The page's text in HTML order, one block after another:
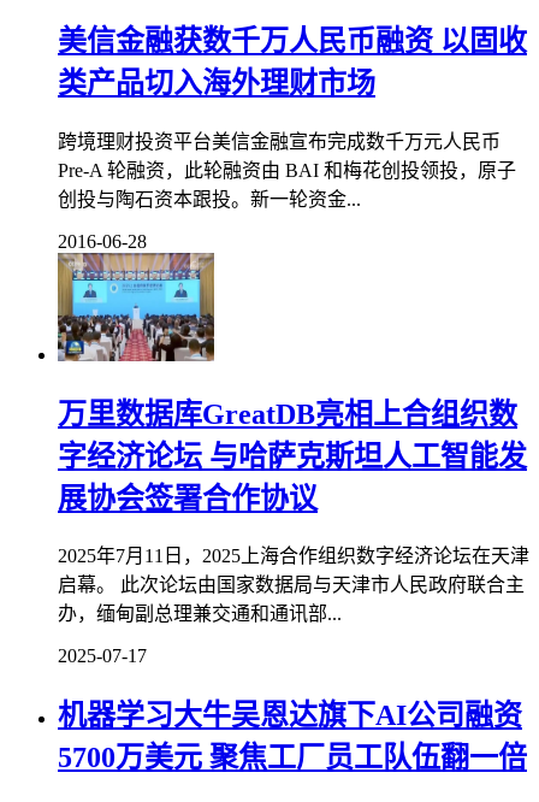
美信金融获数千万人民币融资 以固收
类产品切入海外理财市场
跨境理财投资平台美信金融宣布完成数千万元人民币
Pre-A 轮融资，此轮融资由 BAI 和梅花创投领投，原子
创投与陶石资本跟投。新一轮资金...
2016-06-28
万里数据库GreatDB亮相上合组织数
字经济论坛 与哈萨克斯坦人工智能发
展协会签署合作协议
2025年7月11日，2025上海合作组织数字经济论坛在天津
启幕。 此次论坛由国家数据局与天津市人民政府联合主
办，缅甸副总理兼交通和通讯部...
2025-07-17
机器学习大牛吴恩达旗下AI公司融资
5700万美元 聚焦工厂员工队伍翻一倍